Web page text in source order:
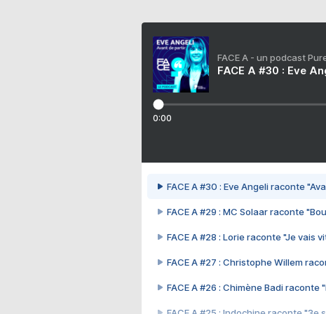
FACE A - un podcast
FACE A #30 : Eve
0:00
FACE A #30 : Eve Angeli raconte
FACE A #29 : MC Solaar raconte
FACE A #28 : Lorie raconte "Je vais
FACE A #27 : Christophe Willem
FACE A #26 : Chimène Badi raconte